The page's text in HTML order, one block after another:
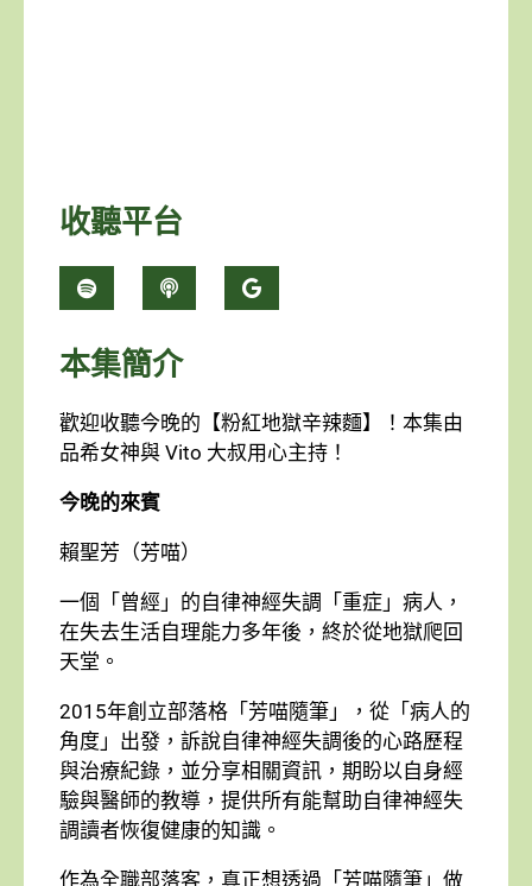
收聽平台
本集簡介
歡迎收聽今晚的【粉紅地獄辛辣麵】！本集由
品希女神與 Vito 大叔用心主持！
今晚的來賓
賴聖芳（芳喵）
一個「曾經」的自律神經失調「重症」病人，
在失去生活自理能力多年後，終於從地獄爬回
天堂。
2015年創立部落格「芳喵隨筆」，從「病人的
角度」出發，訴說自律神經失調後的心路歷程
與治療紀錄，並分享相關資訊，期盼以自身經
驗與醫師的教導，提供所有能幫助自律神經失
調讀者恢復健康的知識。
作為全職部落客，真正想透過「芳喵隨筆」做